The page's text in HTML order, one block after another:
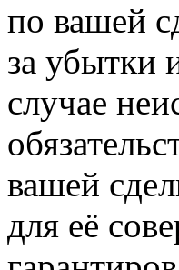
по вашей
за убытки
случае
вашей
для её